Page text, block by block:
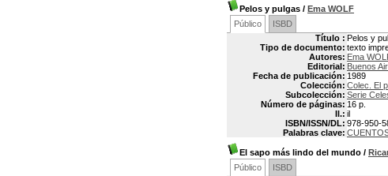
Pelos y pulgas / Ema WOLF
Público
ISBD
Título : Pelos y
Tipo de documento: texto
Autores: Ema
Editorial: Buenos
Fecha de publicación: 1989
Colección: Colec. El
Subcolección: Serie
Número de páginas: 16 p.
Il.: il
ISBN/ISSN/DL: 978-950-
Palabras clave:
El sapo más lindo del mundo /
Público
ISBD